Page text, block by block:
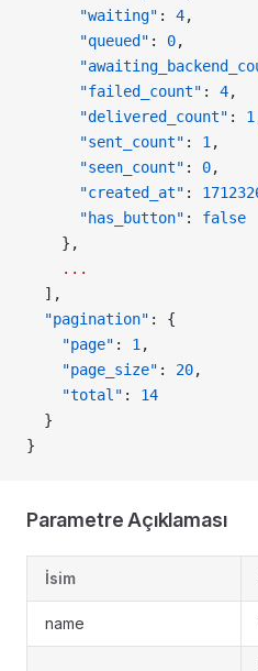
      "waiting"
: 4,
      "queued"
: 0,
      "failed_count"
: 4,
      "delivered_count"
: 1
      "sent_count"
: 1 ,
      "seen_count"
: 0,
      "created_at"
:
      "has_button"
: false
    },
    ...
  ],
  "pagination"
: {
    "page"
: 1 ,
    "page_size"
: 20,
    "total"
: 14
  }
}
Parametre Açıklaması
İsim
name